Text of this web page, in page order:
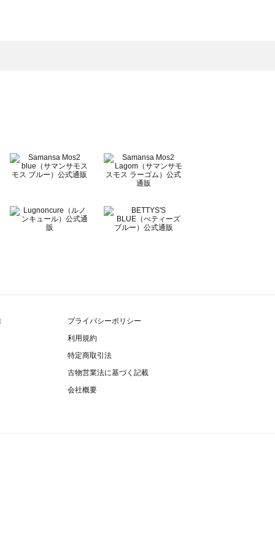
プライバシーポリシー
利用規約
特定商取引法
古物営業法に基づく記載
会社概要